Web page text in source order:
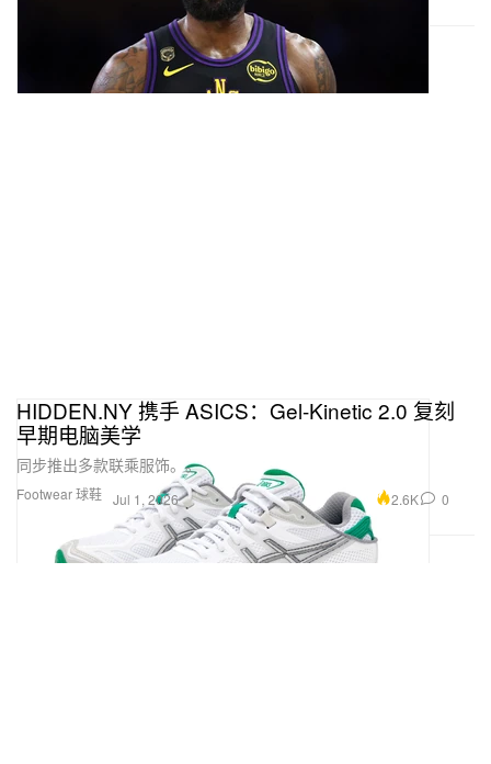
Footwear 球鞋
HIDDEN.NY 携手 ASICS：Gel-Kinetic 2.0 复刻
早期电脑美学
同步推出多款联乘服饰。。
Jul 1, 2026 2.6K 0